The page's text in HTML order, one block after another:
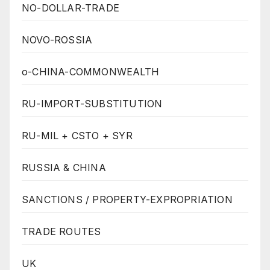
NO-DOLLAR-TRADE
NOVO-ROSSIA
o-CHINA-COMMONWEALTH
RU-IMPORT-SUBSTITUTION
RU-MIL + CSTO + SYR
RUSSIA & CHINA
SANCTIONS / PROPERTY-EXPROPRIATION
TRADE ROUTES
UK